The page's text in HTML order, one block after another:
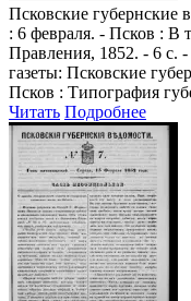
Псковские губернские
: 6 февраля. - Псков : В
Правления, 1852. - 6 с.
газеты: Псковские
Псков : Типография
Читать Подробнее